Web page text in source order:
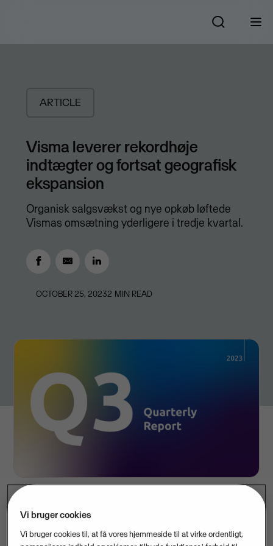
ARTICLE
Visma leverer rekordhøje
indtægter og fortsat geografisk
ekspansion
Organisk salgsvækst og nye opkøb løftede
Vismas omsætning yderligere i tredje kvartal.
OCTOBER 25, 20232 MIN READ
Visma leverede en rekordomsætning på 593 millioner
euro i tredje kvartal af 2023, en vækst på 15 procent i
Vi bruger cookies
Vi bruger cookies til, at få vores hjemmeside til at virke ordentligt,